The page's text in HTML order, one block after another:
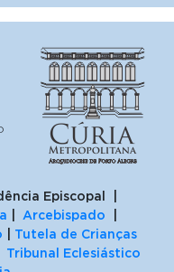
Episcopal |
Arcebispado
Tutela de Crianças
Tribunal Eclesiástico